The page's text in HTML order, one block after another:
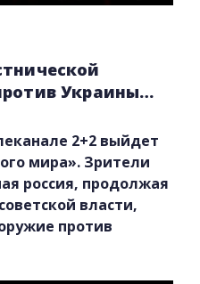
Украины…
2+2 выйдет
мира». Зрители
россия, продолжая
власти,
против